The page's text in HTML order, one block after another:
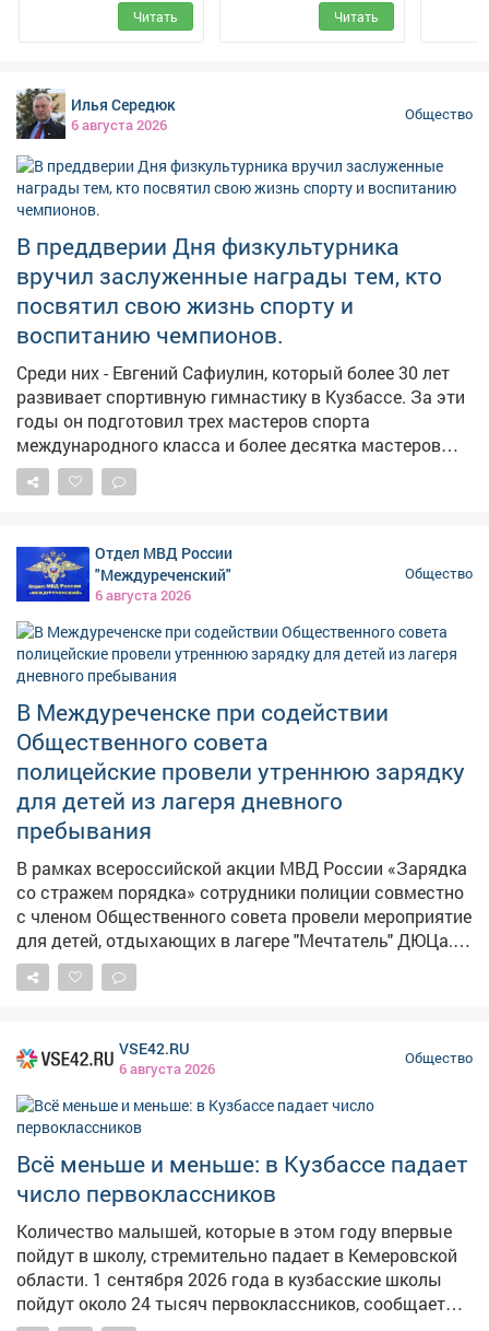
администрации
Читать Читать
Илья Середюк
6 августа 2026
Общество
В преддверии Дня физкультурника
вручил заслуженные награды тем, кто
посвятил свою жизнь спорту и
воспитанию чемпионов.
Среди них - Евгений Сафиулин, который более 30 лет
развивает спортивную гимнастику в Кузбассе. За эти
годы он подготовил трех мастеров спорта
международного класса и более десятка мастеров
спорта России, а сегодня - руководит крупнейшей в
стране школой гимнастики. Более полувека посвятил
кузбасская школа тяжелой атлетики воспитала
чемпионов мира и Европы, а в 2020 году была
признана лучшей спортивной школой России. В
млн человек. Во многом это результат системной
работы наших тренеров, преподавателей,
инструкторов и всех, кто каждый день помогает
людям выбирать активный и здоровый образ жизни.
Поздравляю всех работников отрасли с наступающим
Днем физкультурника! Спасибо за преданность
своему делу и за ваши победы!
Отдел МВД России
"Междуреченский"
6 августа 2026
Общество
В Междуреченске при содействии
Общественного совета
полицейские провели утреннюю зарядку
для детей из лагеря дневного
пребывания
В рамках всероссийской акции МВД России «Зарядка
со стражем порядка» сотрудники полиции совместно
с членом Общественного совета провели мероприятие
для детей, отдыхающих в лагере "Мечтатель" ДЮЦа. В
начале мероприятия инспектор отдела по делам
несовершеннолетних Отдела МВД России
главного ресурса человека, основы для успешной
учёбы, карьеры и счастливой жизни. Она рассказала о
необходимости начинать утро с зарядки, которая не
только поддерживает жизненный тонус и энергию в
течение дня, но и способствует укреплению здоровья
в целом. Кроме этого говорили о соблюдении режима
дня, о полноценном питании и недопустимости иметь
вредные привычки, а также об ответственности за
совершение противоправных деяний. Затем
инструктор по профессиональной, служебной и
физической подготовки отдела по работе с личным
составом сержант полиции Любовь Аникина провела
VSE42.RU
6 августа 2026
Общество
Всё меньше и меньше: в Кузбассе падает
число первоклассников
Количество малышей, которые в этом году впервые
пойдут в школу, стремительно падает в Кемеровской
области. 1 сентября 2026 года в кузбасские школы
пойдут около 24 тысяч первоклассников, сообщает